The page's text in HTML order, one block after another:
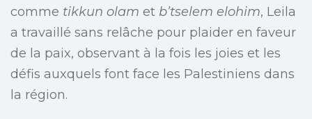
comme tikkun olam et b’tselem elohim, Leila
a travaillé sans relâche pour plaider en faveur
de la paix, observant à la fois les joies et les
défis auxquels font face les Palestiniens dans
la région.